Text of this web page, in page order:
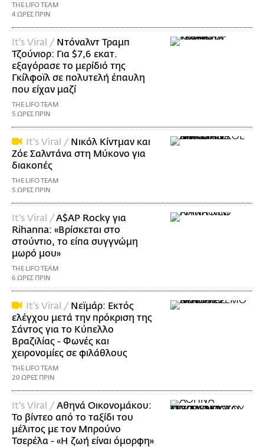
THE LIFO TEAM
4 ΩΡΕΣ ΠΡΙΝ
It's Viral / Ντόναλντ Τραμπ
Τζούνιορ: Για $7,6 εκατ.
εξαγόρασε το μερίδιό της
Γκίλφοϊλ σε πολυτελή έπαυλη
που είχαν μαζί
THE LIFO TEAM
5 ΩΡΕΣ ΠΡΙΝ
It's Viral / Νικόλ Κίντμαν και
Ζόε Σαλντάνα στη Μύκονο για
διακοπές
THE LIFO TEAM
5 ΩΡΕΣ ΠΡΙΝ
It's Viral /A$AP Rocky για
Rihanna: «Βρίσκεται στο
στούντιο, το είπα συγγνώμη
μωρό μου»
THE LIFO TEAM
6 ΩΡΕΣ ΠΡΙΝ
It's Viral / Νεϊμάρ: Εκτός
ελέγχου μετά την πρόκριση της
Σάντος για το Κύπελλο
Βραζιλίας - Φωνές και
χειρονομίες σε φιλάθλους
THE LIFO TEAM
20 ΩΡΕΣ ΠΡΙΝ
It's Viral /Αθηνά Οικονομάκου:
Το βίντεο από το ταξίδι του
μέλιτος με τον Μπρούνο
Τσερέλα - «Η ζωή είναι όμορφη»